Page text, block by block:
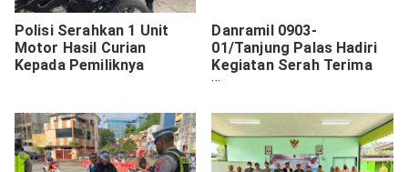
Polisi Serahkan 1 Unit
Motor Hasil Curian
Kepada Pemiliknya
Danramil 0903-
01/Tanjung Palas Hadiri
Kegiatan Serah Terima
dan Peresmian Pojok
Provinsi Kalimantan
Utara